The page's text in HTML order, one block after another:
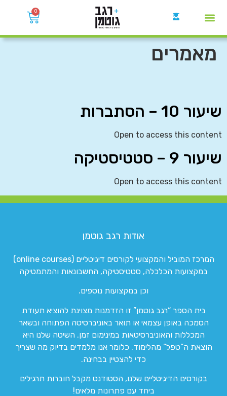
0
מאמרים
שיעור 10 – הסתברות
Open to access this content
שיעור 9 – סטטיסטיקה
Open to access this content
אודות רגב גוטמן
המרכז המוביל והמקצועי לקורסים דיגיטליים (online courses)
במקצועות הכלכלה, סטטיסטיקה, החשבונאות והמתמטיקה
וכן במקצועות נוספים.
בית הספר “רגב גוטמן” זו הזדמנות מצוינת להוציא תעודת
הסמכה באופן עצמאי או תואר באוניברסיטה הפתוחה ובשאר
המכללות והאוניברסיטאות במינימום זמן. השיטה שלנו היא
הוצאת ה”טפל” מהלימוד. כלומר אנו מלמדים בדיוק מה שצריך
כדי להצטיין בבחינה.
בקורסים הדיגיטליים שלנו, הסטודנט מקבל חוברות תרגילים
ביחד עם פתרונות מלאים!